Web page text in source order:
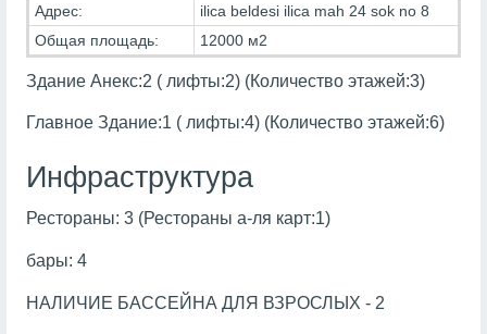
Адрес:
ilica beldesi ilica mah 24 sok no 8
Общая площадь:
12000 м2
Здание Анекс:2 ( лифты:2) (Количество этажей:3)
Главное Здание:1 ( лифты:4) (Количество этажей:6)
Инфраструктура
Рестораны: 3 (Рестораны а-ля карт:1)
бары: 4
НАЛИЧИЕ БАССЕЙНА ДЛЯ ВЗРОСЛЫХ - 2